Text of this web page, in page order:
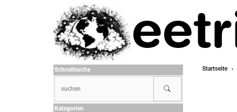
Startseite
Schnellsuche
Kategorien